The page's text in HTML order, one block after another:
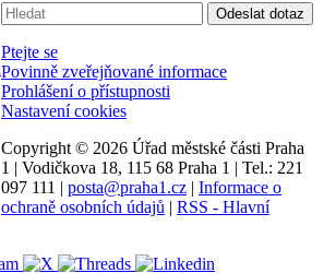
Vyhledávání:
Odeslat dotaz
Ptejte se
Povinně zveřejňované informace
Prohlášení o přístupnosti
Nastavení cookies
Copyright © 2026 Úřad městské části Praha
1 | Vodičkova 18, 115 68 Praha 1 | Tel.: 221
097 111 | posta@praha1.cz | Informace o
ochraně osobních údajů | RSS - Hlavní